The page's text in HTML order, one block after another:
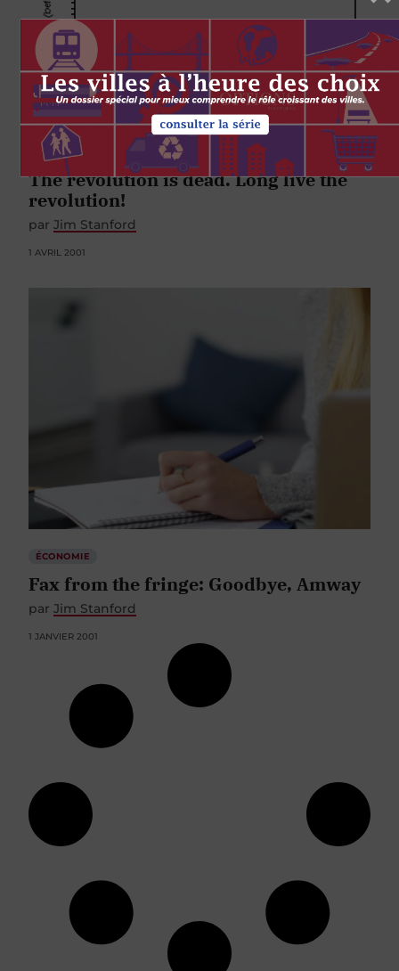
GOUVERNEMENT
The revolution is dead. Long live the
revolution!
par Jim Stanford
1 AVRIL 2001
ÉCONOMIE
Fax from the fringe: Goodbye, Amway
par Jim Stanford
1 JANVIER 2001